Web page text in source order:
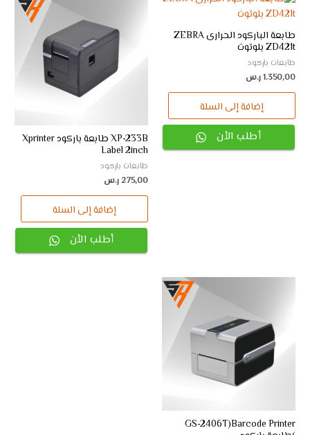
طابعة الباركود الحرارى ZEBRA
ZD421t بلوتوث
طابعات باركود
1.350,00ر.س
إضافة إلى السلة
أطلب الأن
XP-233B طابعة باركود Xprinter
Label 2inch
طابعات باركود
275,00ر.س
إضافة إلى السلة
أطلب الأن
GS-2406T)Barcode Printer